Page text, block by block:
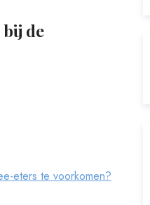
bij de
eters te voorkomen?